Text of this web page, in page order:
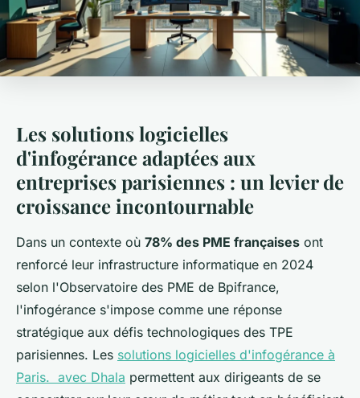
Les solutions logicielles
d'infogérance adaptées aux
entreprises parisiennes : un levier de
croissance incontournable
Dans un contexte où 78% des PME françaises ont
renforcé leur infrastructure informatique en 2024
selon l'Observatoire des PME de Bpifrance,
l'infogérance s'impose comme une réponse
stratégique aux défis technologiques des TPE
parisiennes. Les solutions logicielles d'infogérance à
Paris. avec Dhala permettent aux dirigeants de se